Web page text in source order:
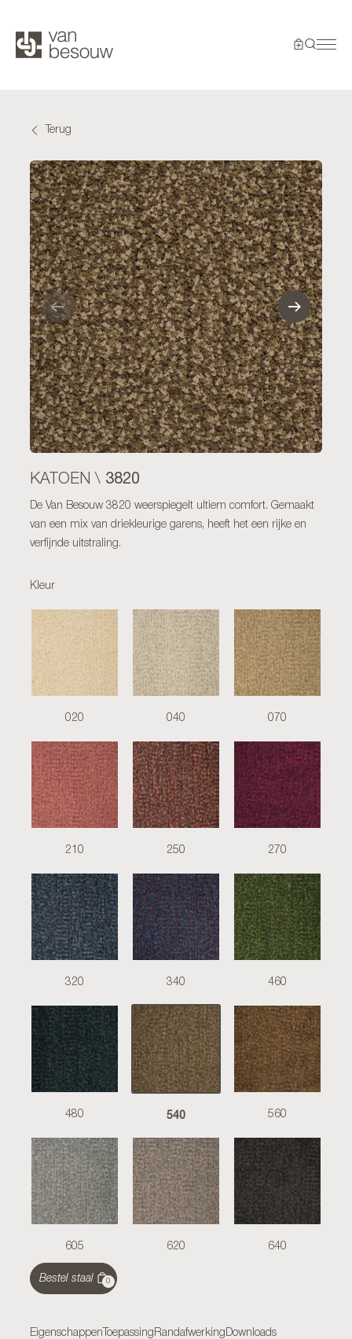
Terug
KATOEN \ 3820
De Van Besouw 3820 weerspiegelt ultiem comfort. Gemaakt
van een mix van driekleurige garens, heeft het een rijke en
verfijnde uitstraling.
Kleur
020 040 070
210 250 270
320 340 460
480 540 560
605 620 640
Bestel staal 0
Eigenschappen Toepassing Randafwerking Downloads